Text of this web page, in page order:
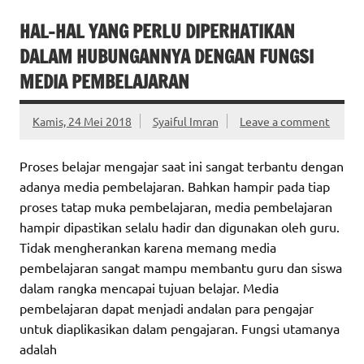
HAL-HAL YANG PERLU DIPERHATIKAN
DALAM HUBUNGANNYA DENGAN FUNGSI
MEDIA PEMBELAJARAN
Kamis, 24 Mei 2018 Syaiful Imran Leave a comment
Proses belajar mengajar saat ini sangat terbantu dengan
adanya media pembelajaran. Bahkan hampir pada tiap
proses tatap muka pembelajaran, media pembelajaran
hampir dipastikan selalu hadir dan digunakan oleh guru.
Tidak mengherankan karena memang media
pembelajaran sangat mampu membantu guru dan siswa
dalam rangka mencapai tujuan belajar. Media
pembelajaran dapat menjadi andalan para pengajar
untuk diaplikasikan dalam pengajaran. Fungsi utamanya
adalah